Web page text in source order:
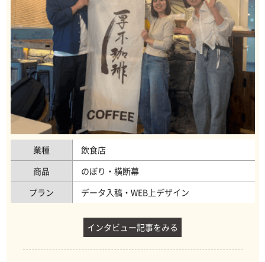
業種
飲食店
商品
のぼり・横断幕
プラン
データ入稿・WEB上デザイン
インタビュー記事をみる